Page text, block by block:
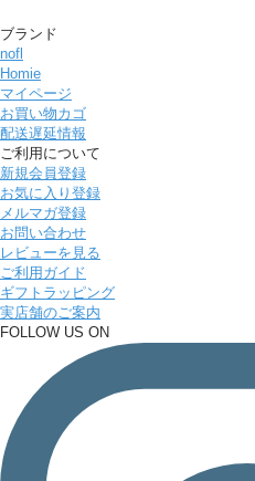
ブランド
nofl
Homie
マイページ
お買い物カゴ
配送遅延情報
ご利用について
新規会員登録
お気に入り登録
メルマガ登録
お問い合わせ
レビューを見る
ご利用ガイド
ギフトラッピング
実店舗のご案内
FOLLOW US ON